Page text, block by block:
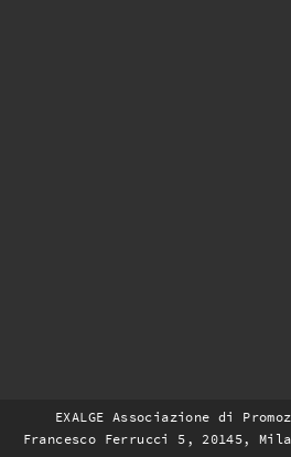
EXALGE Associazione di
Francesco Ferrucci 5, 20145,